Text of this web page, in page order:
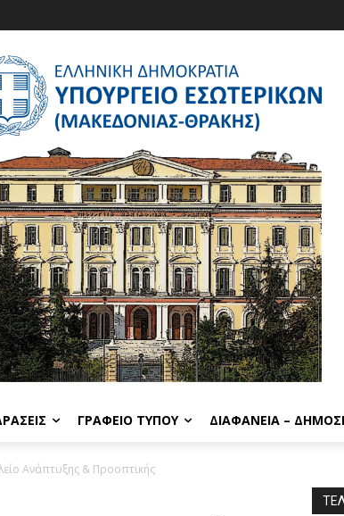
ΓΡΑΦΕΊΟ ΤΎΠΟΥ ΔΙΑΦΆΝΕΙΑ –
Ανάπτυξης & Προοπτικής